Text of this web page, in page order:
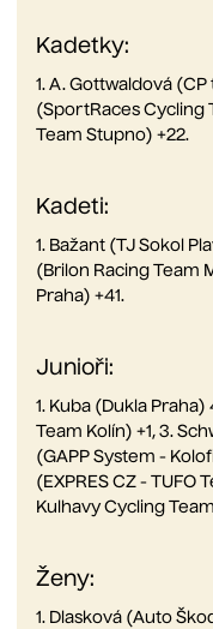
Kadetky:
1. A. Gottwaldová
(SportRaces Cycling
Team Stupno) +22.
Kadeti:
1. Bažant (TJ Sokol
(Brilon Racing Team
Praha) +41.
Junioři:
1. Kuba (Dukla Praha)
Team Kolín) +1, 3.
(GAPP System -
(EXPRES CZ - TUFO
Kulhavy Cycling
Ženy:
1. Dlasková (Auto